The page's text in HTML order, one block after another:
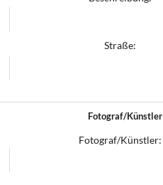
Straße:
Fotograf/Künstler
Fotograf/Künstler: